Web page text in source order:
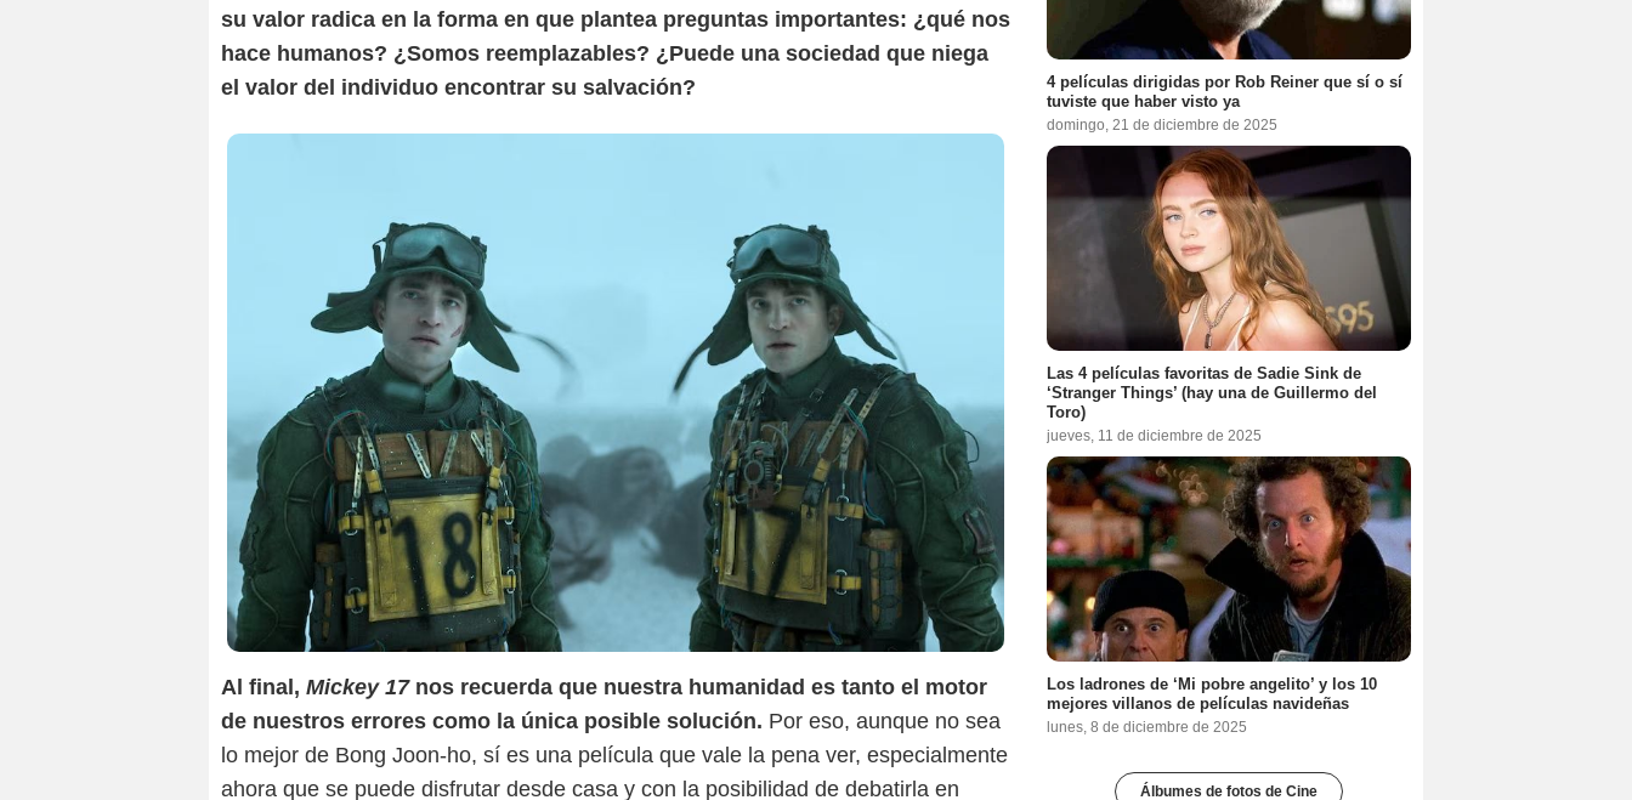
su valor radica en la forma en que plantea preguntas importantes: ¿qué nos
hace humanos? ¿Somos reemplazables? ¿Puede una sociedad que niega
el valor del individuo encontrar su salvación?
Al final, Mickey 17nos recuerda que nuestra humanidad es tanto el motor
de nuestros errores como la única posible solución. Por eso, aunque no sea
lo mejor de Bong Joon-ho, sí es una película que vale la pena ver, especialmente
ahora que se puede disfrutar desde casa y con la posibilidad de debatirla en
4 películas dirigidas por Rob Reiner que sí o sí
tuviste que haber visto ya
domingo, 21 de diciembre de 2025
Las 4 películas favoritas de Sadie Sink de
‘Stranger Things’ (hay una de Guillermo del
Toro)
jueves, 11 de diciembre de 2025
Los ladrones de ‘Mi pobre angelito’ y los 10
mejores villanos de películas navideñas
lunes, 8 de diciembre de 2025
Álbumes de fotos de Cine